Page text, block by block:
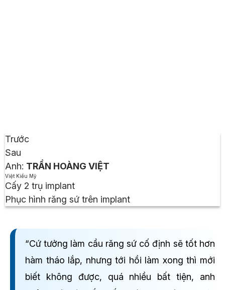
Anh: TRẦN HOÀNG VIỆT
Việt Kiều Mỹ
Cấy 2 trụ implant
Phục hình răng sứ trên implant
“Cứ tưởng làm cầu răng sứ cố định sẽ tốt hơn
hàm tháo lắp, nhưng tới hồi làm xong thì mới
biết không được, quá nhiều bất tiện, anh